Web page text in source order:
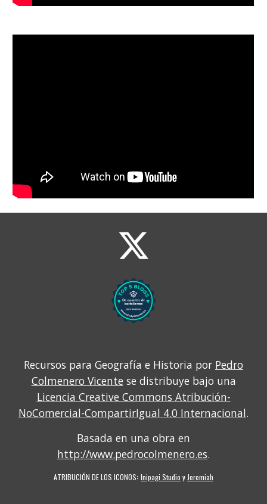
Recursos para Geografía e Historia por Pedro
Colmenero Vicente se distribuye bajo una
Licencia Creative Commons Atribución-
NoComercial-CompartirIgual 4.0 Internacional.
Basada en una obra en
http://www.pedrocolmenero.es.
ATRIBUCIÓN DE LOS ICONOS: Inipagi Studio y Jeremiah